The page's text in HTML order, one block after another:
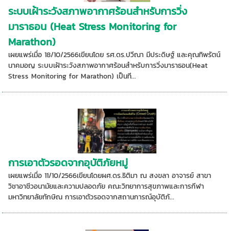
ระบบเฝ้าระวังสภาพอากาศร้อนสำหรับการวิ่ง
มาราธอน (Heat Stress Monitoring for
Marathon)
เผยแพร่เมื่อ 18/10/2566เขียนโดย รศ.ดร.ปวีณา มีประดิษฐ์ และคุณทิพรัตน์
นาคมอญ ระบบเฝ้าระวังสภาพอากาศร้อนสำหรับการวิ่งมาราธอน(Heat
Stress Monitoring for Marathon) เป็นที...
การเอาตัวรอดจากอุบัติภัยหมู่
เผยแพร่เมื่อ 11/10/2566เขียนโดยผศ.ดร.ธิติมา ณ สงขลา อาจารย์ สาขา
วิชาอาชีวอนามัยและความปลอดภัย คณะวิทยาการสุขภาพและการกีฬา
มหาวิทยาลัยทักษิณ การเอาตัวรอดจากสถานการณ์อุบัติภั...